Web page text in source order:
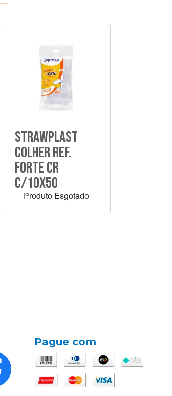
Strawplast
Colher Ref.
Forte Cr
C/10X50
Produto Esgotado
Pague com